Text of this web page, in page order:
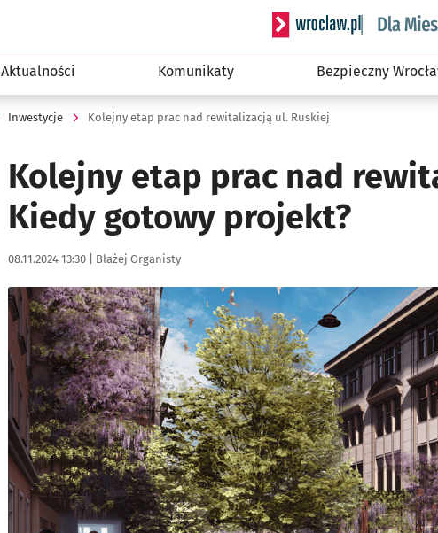
Serwis informacyjny
Aktualności Komunikaty Bezpieczny
Inwestycje Kolejny etap prac nad rewitalizacją ul. Ruskiej
Kolejny etap prac nad
Kiedy gotowy projekt?
Data publikacji:
08.11.2024 13:30 | Autor:
Błażej Organisty
Kliknij, aby zobaczyć galerię
Kliknij, aby powiększyć